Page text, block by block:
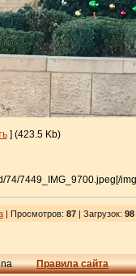
] (423.5 Kb)
74/7449_IMG_9700.jpeg[/
| Просмотров: 87| Загрузок: 98
Правила сайта